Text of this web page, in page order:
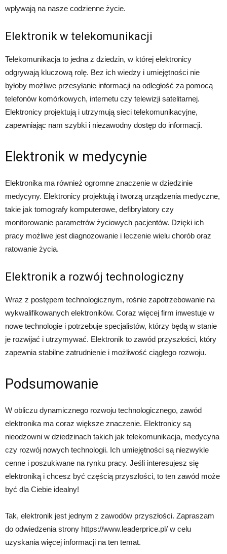
wpływają na nasze codzienne życie.
Elektronik w telekomunikacji
Telekomunikacja to jedna z dziedzin, w której elektronicy
odgrywają kluczową rolę. Bez ich wiedzy i umiejętności nie
byłoby możliwe przesyłanie informacji na odległość za pomocą
telefonów komórkowych, internetu czy telewizji satelitarnej.
Elektronicy projektują i utrzymują sieci telekomunikacyjne,
zapewniając nam szybki i niezawodny dostęp do informacji.
Elektronik w medycynie
Elektronika ma również ogromne znaczenie w dziedzinie
medycyny. Elektronicy projektują i tworzą urządzenia medyczne,
takie jak tomografy komputerowe, defibrylatory czy
monitorowanie parametrów życiowych pacjentów. Dzięki ich
pracy możliwe jest diagnozowanie i leczenie wielu chorób oraz
ratowanie życia.
Elektronik a rozwój technologiczny
Wraz z postępem technologicznym, rośnie zapotrzebowanie na
wykwalifikowanych elektroników. Coraz więcej firm inwestuje w
nowe technologie i potrzebuje specjalistów, którzy będą w stanie
je rozwijać i utrzymywać. Elektronik to zawód przyszłości, który
zapewnia stabilne zatrudnienie i możliwość ciągłego rozwoju.
Podsumowanie
W obliczu dynamicznego rozwoju technologicznego, zawód
elektronika ma coraz większe znaczenie. Elektronicy są
nieodzowni w dziedzinach takich jak telekomunikacja, medycyna
czy rozwój nowych technologii. Ich umiejętności są niezwykle
cenne i poszukiwane na rynku pracy. Jeśli interesujesz się
elektroniką i chcesz być częścią przyszłości, to ten zawód może
być dla Ciebie idealny!
Tak, elektronik jest jednym z zawodów przyszłości. Zapraszam
do odwiedzenia strony https://www.leaderprice.pl/ w celu
uzyskania więcej informacji na ten temat.